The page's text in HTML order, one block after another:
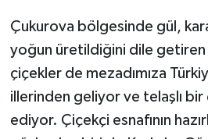
Çukurova bölgesinde gül,
yoğun üretildiğini dile
çiçekler de mezadımıza
illerinden geliyor ve telaşlı bir
ediyor. Çiçekçi esnafının